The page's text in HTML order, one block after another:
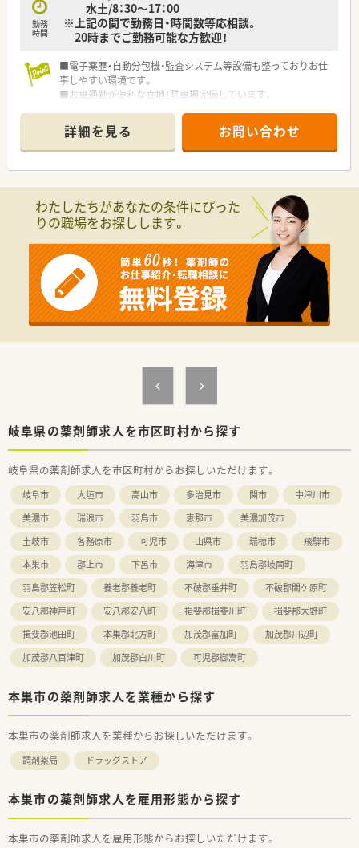
勤務
時間
水土/8：30～17：00
※上記の間で勤務日・時間数等応相談。
20時までご勤務可能な方歓迎！
■電子薬歴・自動分包機・監査システム等設備も整っておりお仕
事しやすい環境です。
■お車通勤が便利な立地！駐車場完備しています。
詳細を見る お問い合わせ
わたしたちがあなたの条件にぴった
りの職場をお探しします。
岐阜県の薬剤師求人を市区町村から探す
岐阜県の薬剤師求人を市区町村からお探しいただけます。
岐阜市 大垣市 高山市 多治見市 関市
中津川市
美濃市
瑞浪市 羽島市 恵那市
美濃加茂市
土岐市
各務原市 可児市 山県市 瑞穂市
飛騨市
本巣市
郡上市 下呂市 海津市
羽島郡岐南町
羽島郡笠松町
養老郡養老町 不破郡垂井町
不破郡関ケ原町
安八郡神戸町
安八郡安八町 揖斐郡揖斐川町
揖斐郡大野町
揖斐郡池田町
本巣郡北方町 加茂郡富加町
加茂郡川辺町
加茂郡八百津町
加茂郡白川町 可児郡御嵩町
本巣市の薬剤師求人を業種から探す
本巣市の薬剤師求人を業種からお探しいただけます。
調剤薬局 ドラッグストア
本巣市の薬剤師求人を雇用形態から探す
本巣市の薬剤師求人を雇用形態からお探しいただけます。